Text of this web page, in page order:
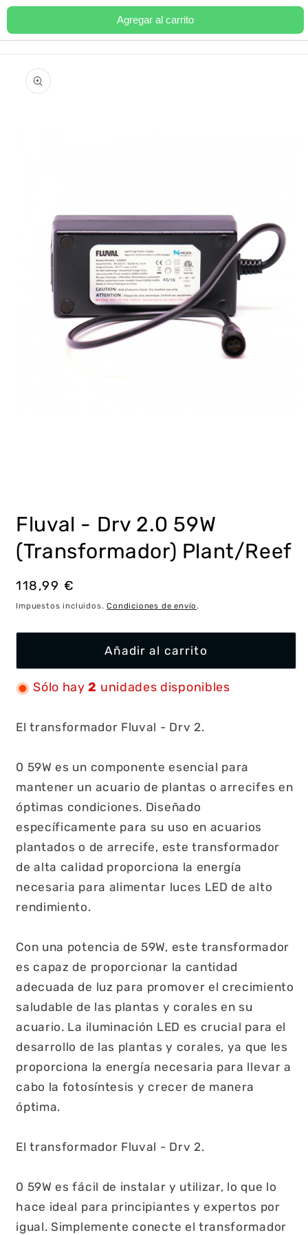
Ir
al contenido
Ir
a la
información
1
en
una
ventana
modal
Fluval - Drv 2.0 59W
(Transformador) Plant/Reef
Precio
habitual
118,99 €
Impuestos incluidos.Condiciones de envío.
Añadir al carrito
Sólo hay 2 unidades disponibles
El transformador Fluval - Drv 2.
0 59W es un componente esencial para
mantener un acuario de plantas o arrecifes en
óptimas condiciones. Diseñado
específicamente para su uso en acuarios
plantados o de arrecife, este transformador
de alta calidad proporciona la energía
necesaria para alimentar luces LED de alto
rendimiento.
Con una potencia de 59W, este transformador
es capaz de proporcionar la cantidad
adecuada de luz para promover el crecimiento
saludable de las plantas y corales en su
acuario. La iluminación LED es crucial para el
desarrollo de las plantas y corales, ya que les
proporciona la energía necesaria para llevar a
cabo la fotosíntesis y crecer de manera
óptima.
El transformador Fluval - Drv 2.
0 59W es fácil de instalar y utilizar, lo que lo
hace ideal para principiantes y expertos por
igual. Simplemente conecte el transformador
Agregar al carrito